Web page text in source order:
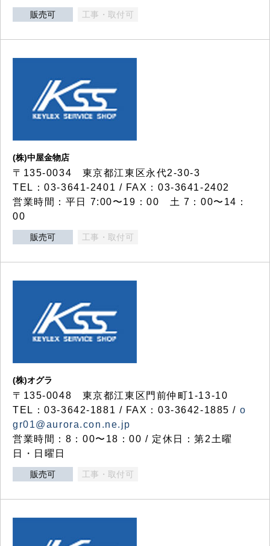
販売可 工事・取付可
(株)中屋金物店
〒135-0034 東京都江東区永代2-30-3
TEL：03-3641-2401 / FAX：03-3641-2402
営業時間：平日 7:00〜19：00 土 7：00〜14：
00
販売可 工事・取付可
(株)オグラ
〒135-0048 東京都江東区門前仲町1-13-10
TEL：03-3642-1881 / FAX：03-3642-1885 / o
gr01@aurora.con.ne.jp
営業時間：8：00〜18：00 / 定休日：第2土曜
日・日曜日
販売可 工事・取付可